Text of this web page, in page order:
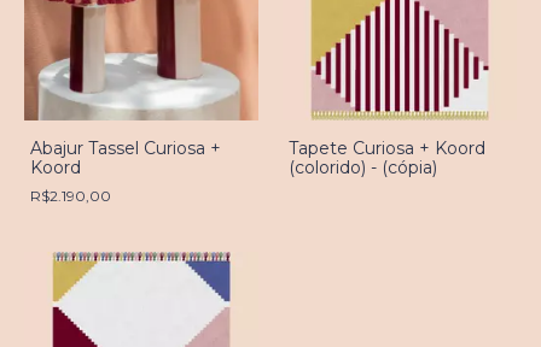
Abajur Tassel Curiosa +
Koord
R$2.190,00
Tapete Curiosa + Koord
(colorido) - (cópia)